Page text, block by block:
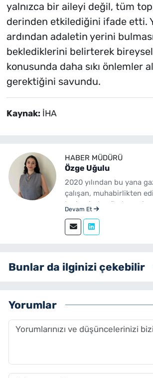
yalnızca bir aileyi değil, tüm
derinden etkilediğini ifade etti.
ardından adaletin yerini
beklediklerini belirterek
konusunda daha sıkı önlemler
gerektiğini savundu.
Kaynak: İHA
HABER MÜDÜRÜ
Özge Uğulu
2020 yılından bu yana
çalışan, muhabirlikten
kariyerinde gündem,
olmak üzere birçok
gazetecidir. Ege
olarak çalışmalarını
Devam Et
Bunlar da ilginizi çekebilir
Yorumlar